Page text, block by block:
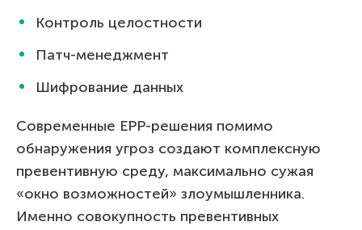
Контроль целостности
Патч-менеджмент
Шифрование данных
Современные EPP-решения помимо
обнаружения угроз создают комплексную
превентивную среду, максимально сужая
«окно возможностей» злоумышленника.
Именно совокупность превентивных